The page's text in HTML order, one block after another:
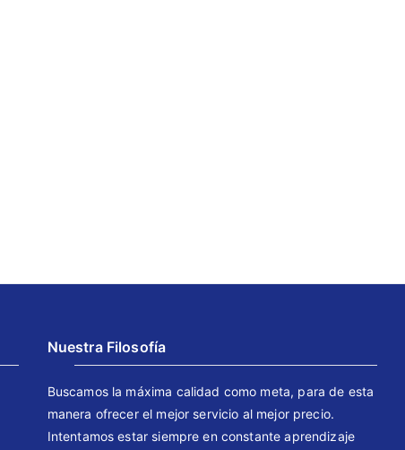
Nuestra Filosofía
Buscamos la máxima calidad como meta, para de esta
manera ofrecer el mejor servicio al mejor precio.
Intentamos estar siempre en constante aprendizaje